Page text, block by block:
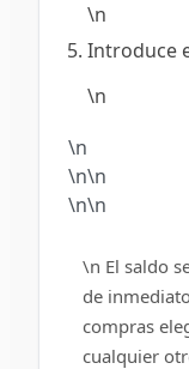
\n
Introduce
\n
\n
\n\n
\n\n
\n El saldo
de
compras
cualquier